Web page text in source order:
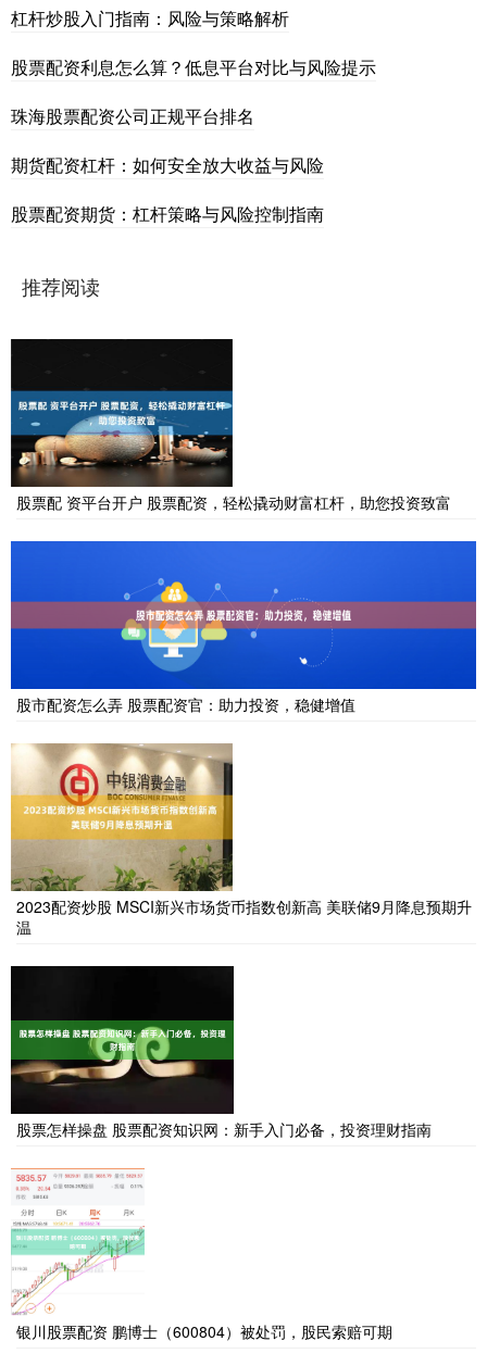
杠杆炒股入门指南：风险与策略解析
股票配资利息怎么算？低息平台对比与风险提示
珠海股票配资公司正规平台排名
期货配资杠杆：如何安全放大收益与风险
股票配资期货：杠杆策略与风险控制指南
推荐阅读
股票配 资平台开户 股票配资，轻松撬动财富杠杆，助您投资致富
股市配资怎么弄 股票配资官：助力投资，稳健增值
2023配资炒股 MSCI新兴市场货币指数创新高 美联储9月降息预期升
温
股票怎样操盘 股票配资知识网：新手入门必备，投资理财指南
银川股票配资 鹏博士（600804）被处罚，股民索赔可期